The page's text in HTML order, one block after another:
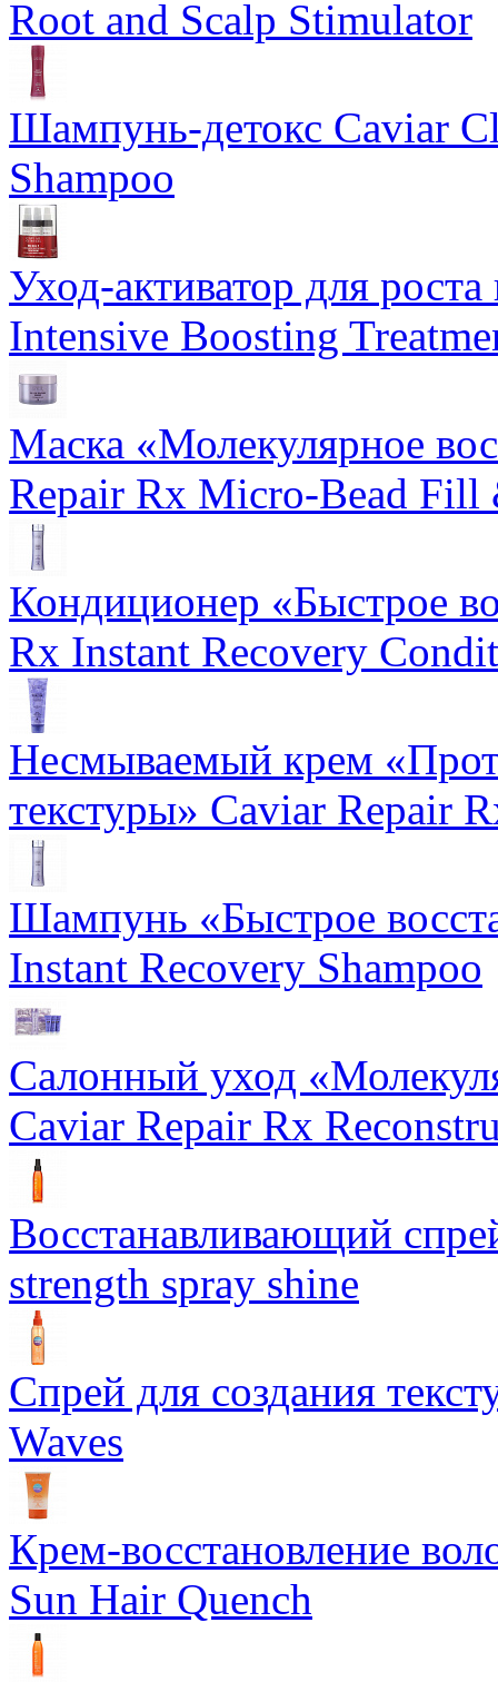
Root and Scalp Stimulator
Шампунь-детокс Caviar
Shampoo
Уход-активатор для
Intensive Boosting
Маска «Молекулярное
Repair Rx Micro-Bead Fill
Кондиционер «Быстрое
Rx Instant Recovery
Несмываемый крем
текстуры» Caviar Repair
Шампунь «Быстрое
Instant Recovery Shampoo
Салонный уход
Caviar Repair Rx
Восстанавливающий
strength spray shine
Спрей для создания
Waves
Крем-восстановление
Sun Hair Quench